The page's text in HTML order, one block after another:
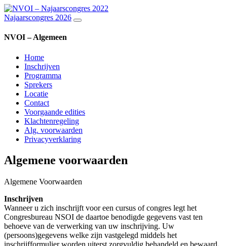
Najaarscongres 2026
NVOI – Algemeen
Home
Inschrijven
Programma
Sprekers
Locatie
Contact
Voorgaande edities
Klachtenregeling
Alg. voorwaarden
Privacyverklaring
Algemene voorwaarden
Algemene Voorwaarden
Inschrijven
Wanneer u zich inschrijft voor een cursus of congres legt het
Congresbureau NSOI de daartoe benodigde gegevens vast ten
behoeve van de verwerking van uw inschrijving. Uw
(persoons)gegevens welke zijn vastgelegd middels het